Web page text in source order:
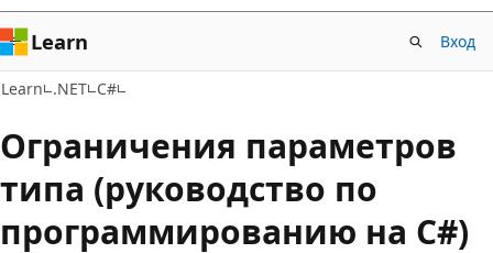
Learn Вход
Learn .NET C#
Ограничения параметров
типа (руководство по
программированию на C#)